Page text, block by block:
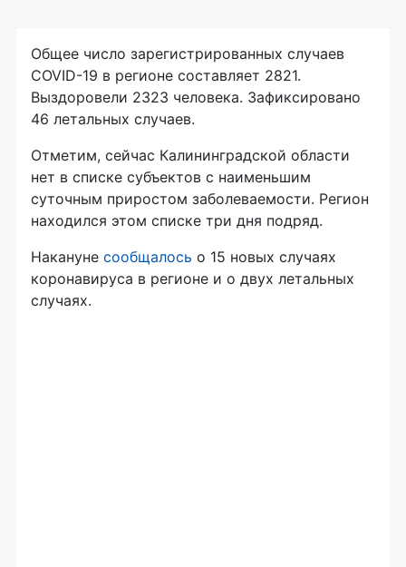
Общее число зарегистрированных случаев
COVID-19 в регионе составляет 2821.
Выздоровели 2323 человека. Зафиксировано
46 летальных случаев.
Отметим, сейчас Калининградской области
нет в списке субъектов с наименьшим
суточным приростом заболеваемости. Регион
находился этом списке три дня подряд.
Накануне сообщалось о 15 новых случаях
коронавируса в регионе и о двух летальных
случаях.